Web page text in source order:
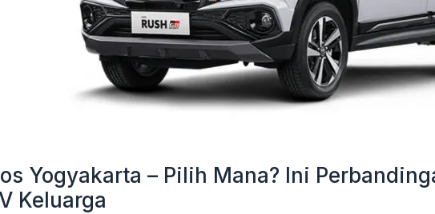
Yogyakarta – Pilih Mana? Ini
Keluarga